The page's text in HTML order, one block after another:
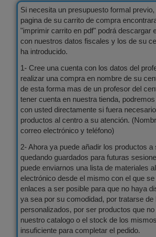
Si necesita un presupuesto formal previo,
pagina de su carrito de compra
"imprimir carrito en pdf" podrá descargar
con nuestros datos fiscales y los de su
ha introducido.
1- Cree una cuenta con los datos del
realizar una compra en nombre de su
de esta forma mas de un profesor del
tener cuenta en nuestra tienda,
con usted directamente si fuera
productos al centro a su atención.
correo electrónico y teléfono)
2- Ahora ya puede añadir los productos a
quedando guardados para futuras
puede enviarnos una lista de materiales
electrónico desde el mismo con el que
enlaces a ser posible para que no haya
ya sea por su comodidad, por tratarse de
personalizados, por ser productos que
nuestro catalogo o el stock de los
insuficiente para completar el pedido.